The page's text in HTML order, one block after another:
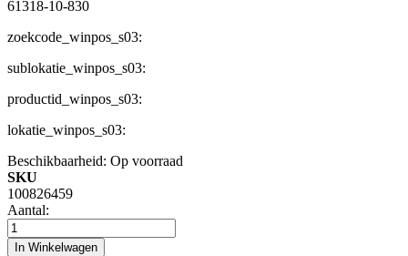
61318-10-830
zoekcode_winpos_s03:
sublokatie_winpos_s03:
productid_winpos_s03:
lokatie_winpos_s03:
Beschikbaarheid: Op voorraad
SKU
100826459
Aantal:
In Winkelwagen